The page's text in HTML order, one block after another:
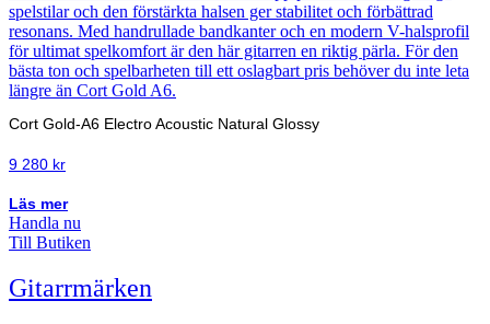
Cort Gold-A6 Electro Acoustic Natural Glossy
9 280 kr
Läs mer
Handla nu
Till Butiken
Gitarrmärken